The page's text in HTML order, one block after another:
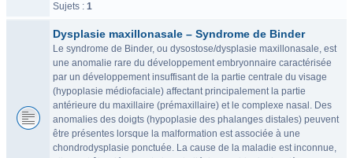
Sujets : 1
Dysplasie maxillonasale – Syndrome de Binder
Le syndrome de Binder, ou dysostose/dysplasie maxillonasale, est
une anomalie rare du développement embryonnaire caractérisée
par un développement insuffisant de la partie centrale du visage
(hypoplasie médiofaciale) affectant principalement la partie
antérieure du maxillaire (prémaxillaire) et le complexe nasal. Des
anomalies des doigts (hypoplasie des phalanges distales) peuvent
être présentes lorsque la malformation est associée à une
chondrodysplasie ponctuée. La cause de la maladie est inconnue,